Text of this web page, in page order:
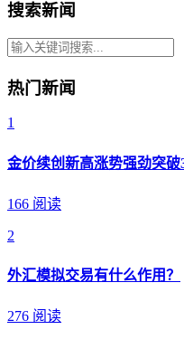
搜索新闻
热门新闻
1
金价续创新高涨势强劲突破
166 阅读
2
外汇模拟交易有什么作用？
276 阅读